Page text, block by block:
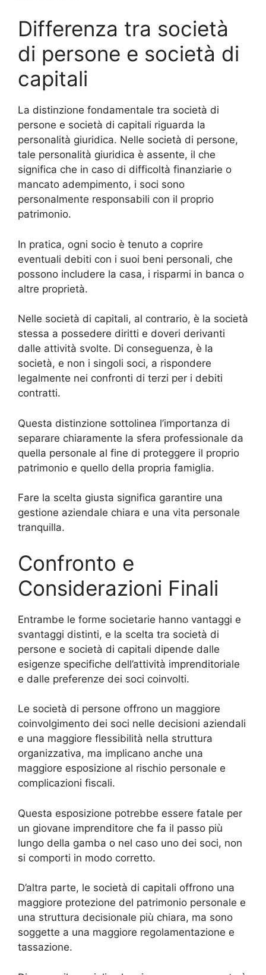
Differenza tra società
di persone e società di
capitali
La distinzione fondamentale tra società di
persone e società di capitali riguarda la
personalità giuridica. Nelle società di persone,
tale personalità giuridica è assente, il che
significa che in caso di difficoltà finanziarie o
mancato adempimento, i soci sono
personalmente responsabili con il proprio
patrimonio.
In pratica, ogni socio è tenuto a coprire
eventuali debiti con i suoi beni personali, che
possono includere la casa, i risparmi in banca o
altre proprietà.
Nelle società di capitali, al contrario, è la società
stessa a possedere diritti e doveri derivanti
dalle attività svolte. Di conseguenza, è la
società, e non i singoli soci, a rispondere
legalmente nei confronti di terzi per i debiti
contratti.
Questa distinzione sottolinea l’importanza di
separare chiaramente la sfera professionale da
quella personale al fine di proteggere il proprio
patrimonio e quello della propria famiglia.
Fare la scelta giusta significa garantire una
gestione aziendale chiara e una vita personale
tranquilla.
Confronto e
Considerazioni Finali
Entrambe le forme societarie hanno vantaggi e
svantaggi distinti, e la scelta tra società di
persone e società di capitali dipende dalle
esigenze specifiche dell’attività imprenditoriale
e dalle preferenze dei soci coinvolti.
Le società di persone offrono un maggiore
coinvolgimento dei soci nelle decisioni aziendali
e una maggiore flessibilità nella struttura
organizzativa, ma implicano anche una
maggiore esposizione al rischio personale e
complicazioni fiscali.
Questa esposizione potrebbe essere fatale per
un giovane imprenditore che fa il passo più
lungo della gamba o nel caso uno dei soci, non
si comporti in modo corretto.
D’altra parte, le società di capitali offrono una
maggiore protezione del patrimonio personale e
una struttura decisionale più chiara, ma sono
soggette a una maggiore regolamentazione e
tassazione.